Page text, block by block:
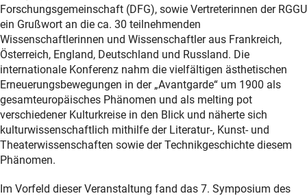
Forschungsgemeinschaft (DFG), sowie Vertreterinnen der RGGU
ein Grußwort an die ca. 30 teilnehmenden
Wissenschaftlerinnen und Wissenschaftler aus Frankreich,
Österreich, England, Deutschland und Russland. Die
internationale Konferenz nahm die vielfältigen ästhetischen
Erneuerungsbewegungen in der „Avantgarde“ um 1900 als
gesamteuropäisches Phänomen und als melting pot
verschiedener Kulturkreise in den Blick und näherte sich
kulturwissenschaftlich mithilfe der Literatur-, Kunst- und
Theaterwissenschaften sowie der Technikgeschichte diesem
Phänomen.
Im Vorfeld dieser Veranstaltung fand das 7. Symposium des